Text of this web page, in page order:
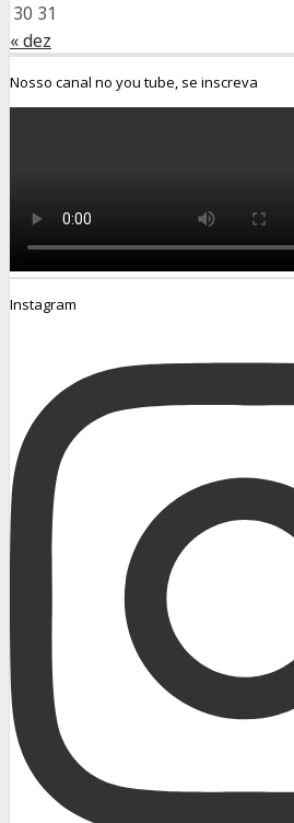
30 31
« dez
Nosso canal no you tube, se inscreva
Instagram